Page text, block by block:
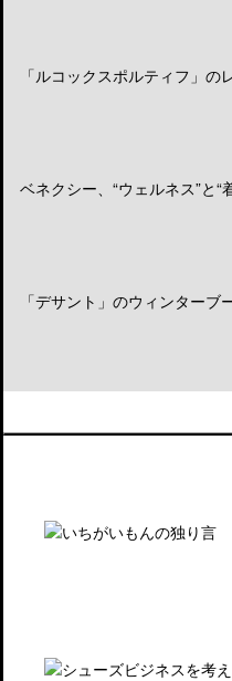
「ルコックスポルティフ」
ベネクシー、“ウェルネス”と
「デサント」のウィンター